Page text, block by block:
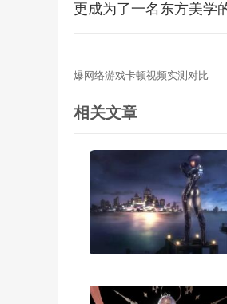
更成为了一名东方美学
爆网络游戏卡顿视频实测对比
相关文章